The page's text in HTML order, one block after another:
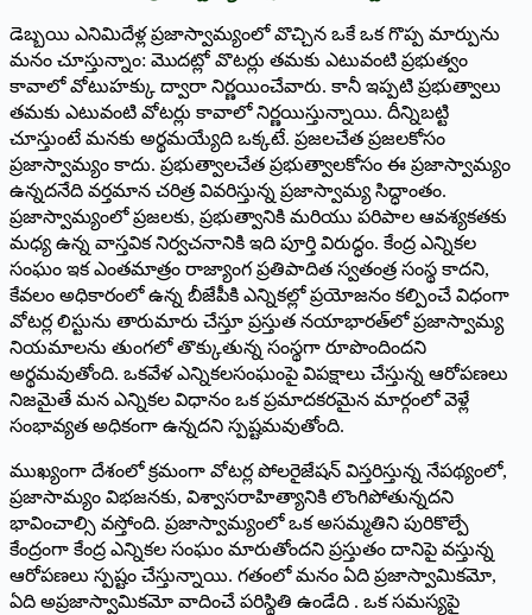
డెబ్బయి ఎనిమిదేళ్ల ప్ర‌జాస్వామ్యంలో వొచ్చిన ఒకే ఒక గొప్ప మార్పును
మ‌నం చూస్తున్నాం: మొద‌ట్లో వొట‌ర్లు త‌మ‌కు ఎటువంటి ప్ర‌భుత్వం
కావాలో వోటుహ‌క్కు ద్వారా నిర్ణ‌యించేవారు. కానీ ఇప్ప‌టి ప్ర‌భుత్వాలు
త‌మ‌కు ఎటువంటి వోట‌ర్లు కావాలో నిర్ణ‌యిస్తున్నాయి. దీన్నిబ‌ట్టి
చూస్తుంటే మ‌న‌కు అర్థ‌మ‌య్యేది ఒక్క‌టే. ప్ర‌జ‌ల‌చేత ప్ర‌జ‌ల‌కోసం
ప్ర‌జాస్వామ్యం కాదు. ప్ర‌భుత్వాల‌చేత ప్ర‌భుత్వాల‌కోసం ఈ ప్ర‌జాస్వామ్యం
ఉన్న‌ద‌నేది వ‌ర్త‌మాన చ‌రిత్ర వివ‌రిస్తున్న ప్ర‌జాస్వామ్య సిద్ధాంతం.
ప్ర‌జాస్వామ్యంలో ప్ర‌జ‌ల‌కు, ప్ర‌భుత్వానికి మ‌రియు ప‌రిపాల ఆవ‌శ్య‌క‌త‌కు
మ‌ధ్య ఉన్న వాస్త‌విక నిర్వచ‌నానికి ఇది పూర్తి విరుద్ధం. కేంద్ర ఎన్నిక‌ల
సంఘం ఇక ఎంత‌మాత్రం రాజ్యాంగ ప్ర‌తిపాదిత స్వ‌తంత్ర సంస్థ కాద‌ని,
కేవ‌లం అధికారంలో ఉన్న బీజేపీకి ఎన్నిక‌ల్లో ప్ర‌యోజ‌నం క‌ల్పించే విధంగా
వోట‌ర్ల లిస్టును తారుమారు చేస్తూ ప్ర‌స్తుత న‌యాభార‌త్‌లో ప్ర‌జాస్వామ్య
నియ‌మాల‌ను తుంగ‌లో తొక్కుతున్న సంస్థ‌గా రూపొందింద‌ని
అర్థ‌మ‌వుతోంది. ఒక‌వేళ ఎన్నిక‌ల‌సంఘంపై విప‌క్షాలు చేస్తున్న ఆరోప‌ణ‌లు
నిజ‌మైతే మ‌న ఎన్నిక‌ల విధానం ఒక ప్ర‌మాద‌క‌ర‌మైన మార్గంలో వెళ్లే
సంభావ్య‌త అధికంగా ఉన్న‌ద‌ని స్ప‌ష్ట‌మ‌వుతోంది.
ముఖ్యంగా దేశంలో క్ర‌మంగా వోట‌ర్ల పోల‌రైజేష‌న్ విస్త‌రిస్తున్న నేప‌థ్యంలో,
ప్ర‌జాసామ్యం విభ‌జ‌న‌కు, విశ్వాస‌రాహిత్యానికి లొంగిపోతున్న‌ద‌ని
భావించాల్సి వ‌స్తోంది. ప్ర‌జాస్వామ్యంలో ఒక అస‌మ్మ‌తిని పురికొల్పే
కేంద్రంగా కేంద్ర ఎన్నిక‌ల సంఘం మారుతోంద‌ని ప్ర‌స్తుతం దానిపై వ‌స్తున్న
ఆరోప‌ణ‌లు స్ప‌ష్టం చేస్తున్నాయి. గ‌తంలో మ‌నం ఏది ప్ర‌జాస్వామిక‌మో,
ఏది అప్ర‌జాస్వామిక‌మో వాదించే ప‌రిస్థితి ఉండేది . ఒక స‌మ‌స్య‌పై